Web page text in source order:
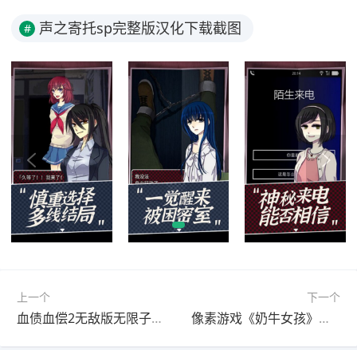
# 声之寄托sp完整版汉化下载截图
上一个
血债血偿2无敌版无限子弹下载
下一个
像素游戏《奶牛女孩》游戏下载